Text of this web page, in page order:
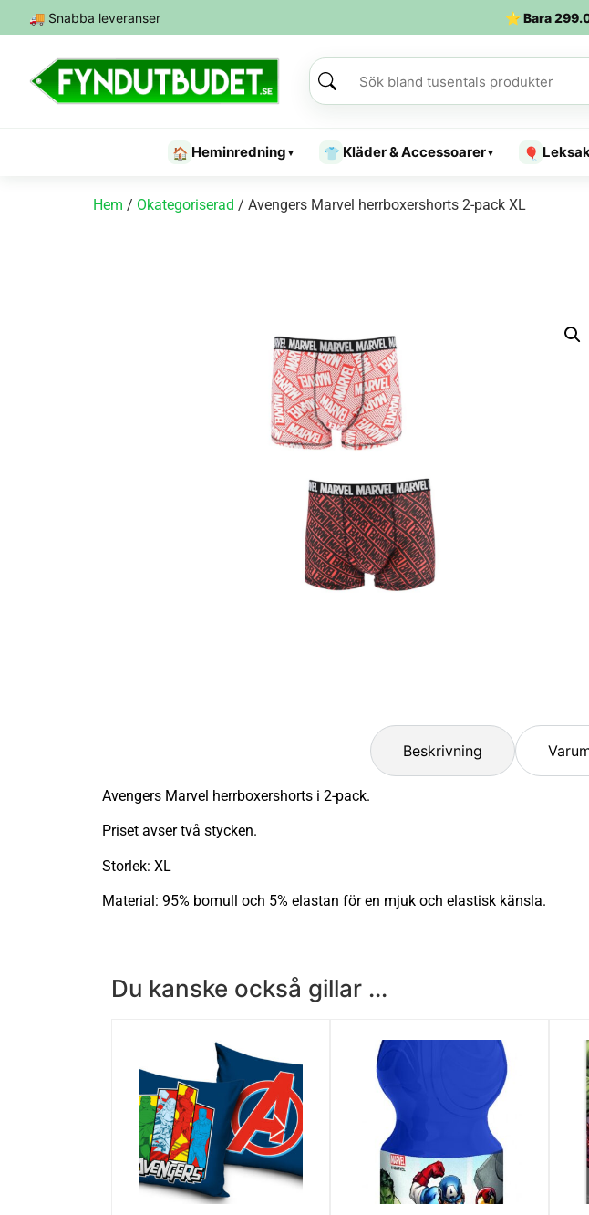
🚚 Snabba leveranser ⭐ Bara
🏠 Heminredning ▾ 👕 Kläder & Accessoarer▾ 🎈
Hem / Okategoriserad / Avengers Marvel herrboxershorts 2-pack XL
Beskrivning
Avengers Marvel herrboxershorts i 2-pack.
Priset avser två stycken.
Storlek: XL
Material: 95% bomull och 5% elastan för en mjuk och elastisk känsla.
Du kanske också gillar ...